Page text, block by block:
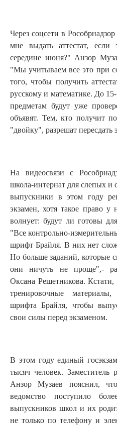
Через соцсети в
мне выдать аттестат, если
середине июня?" Анзор
"Мы учитываем все это при
того, чтобы получить
русскому и математике. До
предметам будут уже
объявят. Тем, кто получит
"двойку", разрешат пересдать
На видеосвязи с
школа-интернат для слепых и
выпускники в этом году
экзамен, хотя такое право
волнует: будут ли готовы
"Все контрольно-
шрифт Брайля. В них нет
Но больше заданий, которые
они ничуть не проще",-
Оксана Решетникова.
тренировочные
шрифта Брайля, чтобы
свои силы перед экзаменом.
В этом году единый
тысяч человек. Заместитель
Анзор Музаев пояснил,
ведомство поступило
выпускников школ и их
не только по телефону и